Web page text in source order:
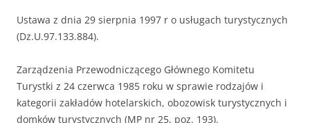
Ustawa z dnia 29 sierpnia 1997 r o usługach turystycznych
(Dz.U.97.133.884).
Zarządzenia Przewodniczącego Głównego Komitetu
Turystki z 24 czerwca 1985 roku w sprawie rodzajów i
kategorii zakładów hotelarskich, obozowisk turystycznych i
domków turystycznych (MP nr 25, poz. 193).